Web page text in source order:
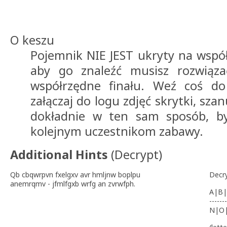
O keszu
Pojemnik NIE JEST ukryty na
aby go znaleźć musisz
współrzędne finału. Weź coś
załączaj do logu zdjęć skrytki,
dokładnie w ten sam sposób,
kolejnym uczestnikom zabawy.
Additional Hints (Decrypt)
Qb cbqwrpvn fxelgxv avr hmljnw boplpu
anemrqmv - jfmlfgxb wrfg an zvrwfph.